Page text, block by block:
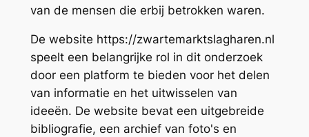
van de mensen die erbij betrokken waren.
De website https://zwartemarktslagharen.nl
speelt een belangrijke rol in dit onderzoek
door een platform te bieden voor het delen
van informatie en het uitwisselen van
ideeën. De website bevat een uitgebreide
bibliografie, een archief van foto's en